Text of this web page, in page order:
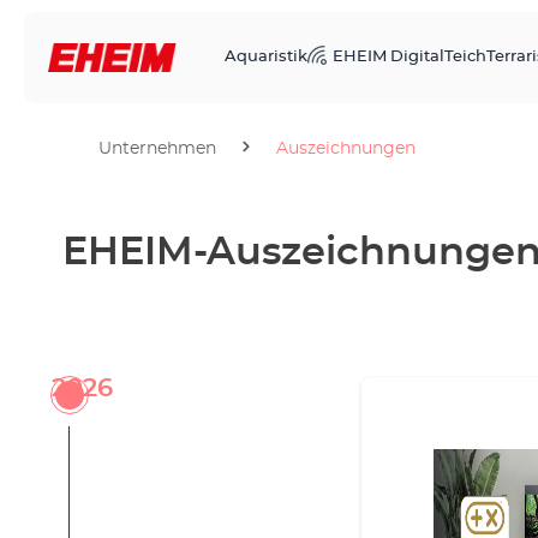
Aquaristik EHEIM Digital Teich
Unternehmen Auszeichnungen
EHEIM-
2026